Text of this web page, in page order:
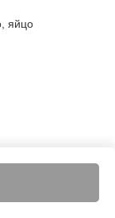
яйцо